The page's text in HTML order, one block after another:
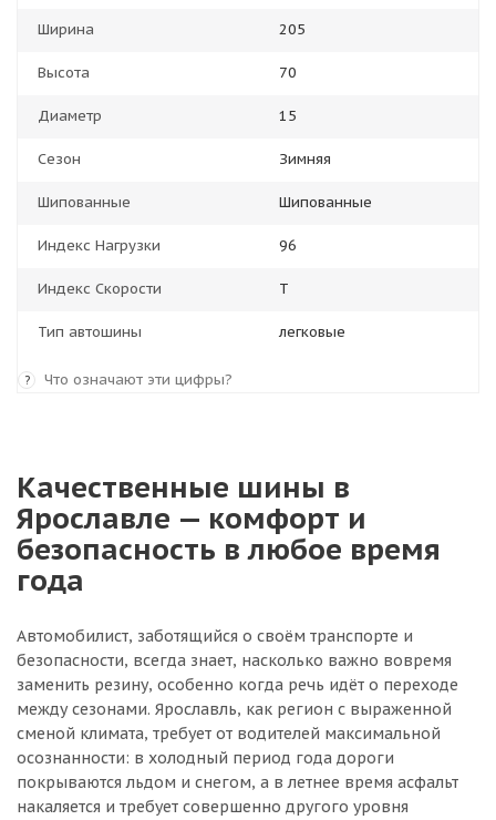
Ширина 205
Высота 70
Диаметр 15
Сезон Зимняя
Шипованные Шипованные
Индекс Нагрузки 96
Индекс Скорости T
Тип автошины легковые
? Что означают эти цифры?
Качественные шины в
Ярославле — комфорт и
безопасность в любое время
года
Автомобилист, заботящийся о своём транспорте и
безопасности, всегда знает, насколько важно вовремя
заменить резину, особенно когда речь идёт о переходе
между сезонами. Ярославль, как регион с выраженной
сменой климата, требует от водителей максимальной
осознанности: в холодный период года дороги
покрываются льдом и снегом, а в летнее время асфальт
накаляется и требует совершенно другого уровня